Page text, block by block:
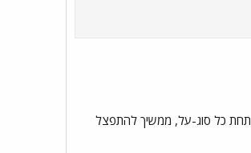
תחת כל סוג-על, ממשיך להתפצל